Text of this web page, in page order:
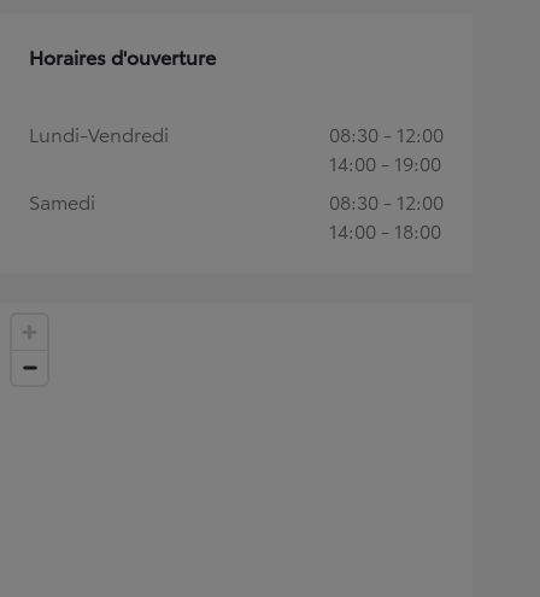
Horaires d'ouverture
Lundi-Vendredi
08:30 - 12:00
14:00 - 19:00
Samedi
08:30 - 12:00
14:00 - 18:00